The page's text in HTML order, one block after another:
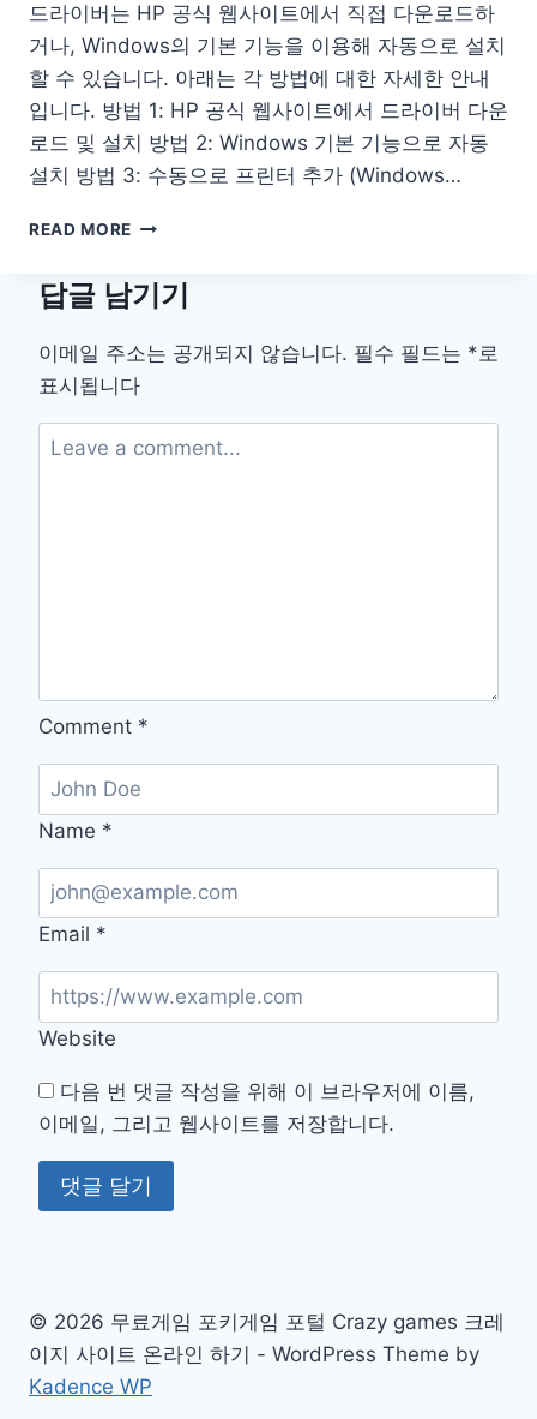
임
하
기
무
료
PC
버
APK
드라이버는 HP 공식 웹사이트에서 직접 다운로드하
거나, Windows의 기본 기능을 이용해 자동으로 설치
할 수 있습니다. 아래는 각 방법에 대한 자세한 안내
입니다. 방법 1: HP 공식 웹사이트에서 드라이버 다운
로드 및 설치 방법 2: Windows 기본 기능으로 자동
설치 방법 3: 수동으로 프린터 추가 (Windows…
READ MORE HP
터
라
이
버
다
운
답글 남기기
이메일 주소는 공개되지 않습니다. 필수 필드는 *로
표시됩니다
Comment *
Name *
Email *
Website
다음 번 댓글 작성을 위해 이 브라우저에 이름,
이메일, 그리고 웹사이트를 저장합니다.
© 2026 무료게임 포키게임 포털 Crazy games 크레
이지 사이트 온라인 하기 - WordPress Theme by
Kadence WP